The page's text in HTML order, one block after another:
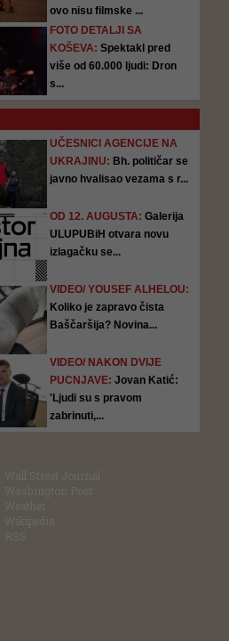
ovo nisu filmske ...
FOTO DETALJI SA
KOŠEVA: Spektakl pred
više od 60.000 ljudi: Dron
s...
UČESNICI AGENCIJE NA
UKRAJINU: Bh. političar se
javno hvalisao vezama s r...
OD 12. AUGUSTA: Galerija
ULUPUBiH otvara novu
izlagačku se...
VIDEO/ YOUSEF ALHELOU:
Koliko je zapravo čista
Baščaršija? Novina...
VIDEO/ NAKON DVIJE
PUCNJAVE: Jovan Katić:
'Ljudi su s pravom
zabrinuti,...
Wall Street Journal
Washington Post
Weather
Wikipedia
RSS